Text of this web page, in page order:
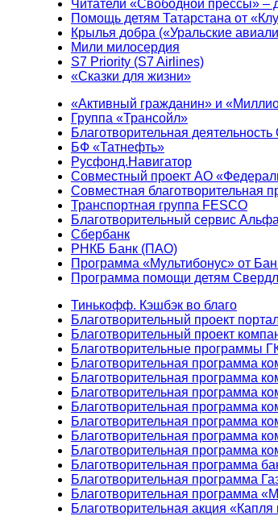
Читатели «Свободной прессы» –
Помощь детям Татарстана от
Крылья добра («Уральские
Мили милосердия
S7 Priority (S7 Airlines)
«Сказки для жизни»
«Активный гражданин» и
Группа «Трансойл»
Благотворительная
БФ «Татнефть»
Русфонд.Навигатор
Совместный проект АО
Совместная благотворительная
Транспортная группа FESCO
Благотворительный сервис
Сбербанк
РНКБ Банк (ПАО)
Программа «Мультибонус» от
Программа помощи детям
Тинькофф. Кэшбэк во благо
Благотворительный проект
Благотворительный проект
Благотворительные программы
Благотворительная программа
Благотворительная программа
Благотворительная программа
Благотворительная программа
Благотворительная программа
Благотворительная программа
Благотворительная программа
Благотворительная программа
Благотворительная программа
Благотворительная программа
Благотворительная акция